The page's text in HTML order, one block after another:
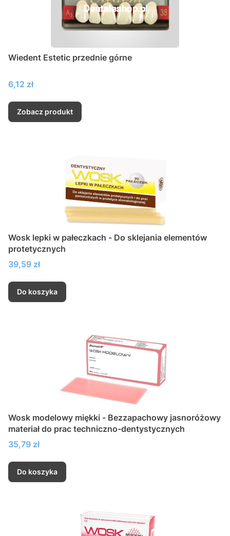
Wiedent Estetic przednie górne
Cena
6,12 zł
Zobacz produkt
Wosk lepki w pałeczkach - Do sklejania elementów
protetycznych
Cena
39,59 zł
Do koszyka
Wosk modelowy miękki - Bezzapachowy jasnoróżowy
materiał do prac techniczno-dentystycznych
Cena
35,79 zł
Do koszyka